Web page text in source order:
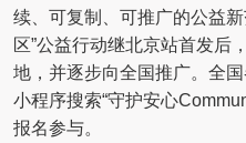
续、可复制、可推广的公益
区”公益行动继北京站首发后
地，并逐步向全国推广。全
小程序搜索“守护安心
报名参与。